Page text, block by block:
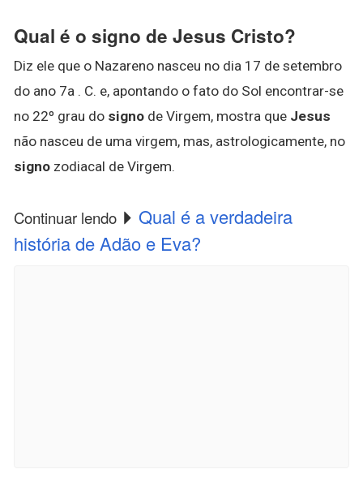
Qual é o signo de Jesus Cristo?
Diz ele que o Nazareno nasceu no dia 17 de setembro
do ano 7a . C. e, apontando o fato do Sol encontrar-se
no 22º grau do signo de Virgem, mostra que Jesus
não nasceu de uma virgem, mas, astrologicamente, no
signo zodiacal de Virgem.
Continuar lendo
Qual é a verdadeira
história de Adão e Eva?